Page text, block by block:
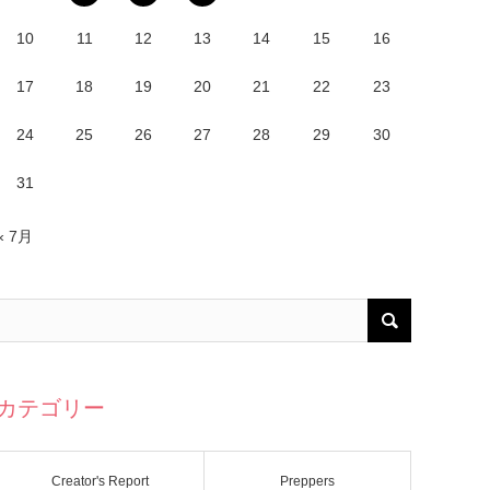
10 11 12 13 14 15 16
17 18 19 20 21 22 23
24 25 26 27 28 29 30
31
7月
テゴリー
Creator's Report Preppers